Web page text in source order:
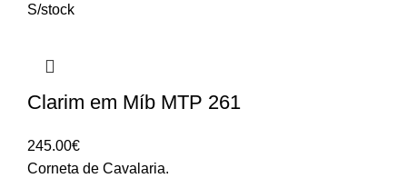
S/stock
Clarim em Míb MTP 261
245.00€
Corneta de Cavalaria.